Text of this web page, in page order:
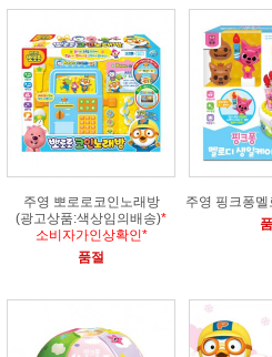
주영 뽀로로코인노래방
(광고상품:색상임의배송)*
소비자가인상확인*
품절
주영 핑크퐁